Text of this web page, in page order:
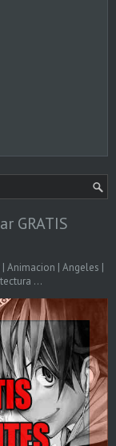
GRATIS
| Animacion | Angeles |
...